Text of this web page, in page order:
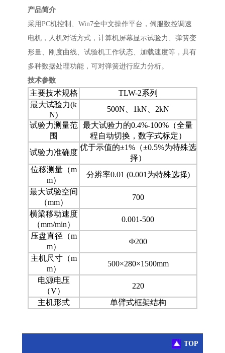
产品简介
采用PC机控制、Win7全中文操作平台，伺服数控调速
电机，人机对话方式，计算机屏幕显示试验力、弹簧变
形量、刚度曲线、试验机工作状态、加载速度等，具有
多种数据处理功能，可对弹簧进行应力分析。
技术参数
主要技术规格
TLW-2系列
最大试验力(k
N)
500N、1kN、2kN
试验力测量范
围
最大试验力的0.4%-100%（全量
程自动切换，数字式标定）
试验力准确度
优于示值的±1%（±0.5%为特殊选
择）
位移测量（m
m）
分辨率0.01 (0.001为特殊选择)
最大试验空间
（mm）
700
横梁移动速度
（mm/min）
0.001-500
压盘直径（m
m）
Φ200
主机尺寸（m
m）
500×280×1500mm
电源电压
（V）
220
主机形式
单臂式框架结构
TOP